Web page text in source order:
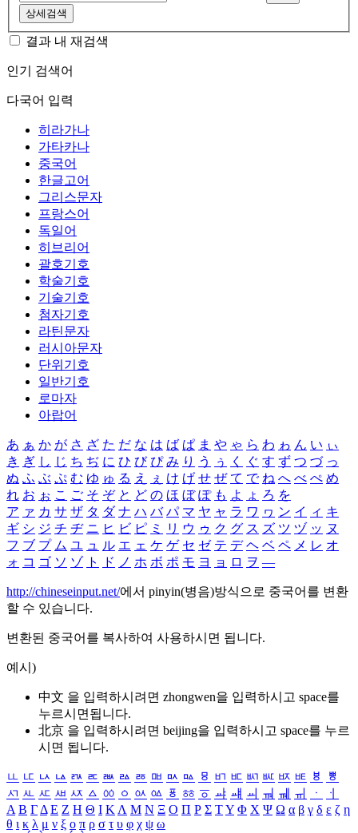
상세검색
결과 내 재검색
인기 검색어
다국어 입력
히라가나
가타카나
중국어
한글고어
그리스문자
프랑스어
독일어
히브리어
괄호기호
학술기호
기술기호
첨자기호
라틴문자
러시아문자
단위기호
일반기호
로마자
아랍어
あ ぁ か が さ ざ た だ な は ば ぱ ま や ゃ ら わ ゎ ん い ぃ
き ぎ し じ ち ぢ に ひ び ぴ み り う ぅ く ぐ す ず つ づ っ
ぬ ふ ぶ ぷ む ゆ ゅ る え ぇ け げ せ ぜ て で ね へ べ ぺ め
れ お ぉ こ ご そ ぞ と ど の ほ ぼ ぽ も よ ょ ろ を
ア ァ カ サ ザ タ ダ ナ ハ バ パ マ ヤ ャ ラ ワ ヮ ン イ ィ キ
ギ シ ジ チ ヂ ニ ヒ ビ ピ ミ リ ウ ゥ ク グ ス ズ ツ ヅ ッ ヌ
フ ブ プ ム ユ ュ ル エ ェ ケ ゲ セ ゼ テ デ ヘ ベ ペ メ レ オ
ォ コ ゴ ソ ゾ ト ド ノ ホ ボ ポ モ ヨ ョ ロ ヲ ―
http://chineseinput.net/에서 pinyin(병음)방식으로 중국어를 변환
할 수 있습니다.
변환된 중국어를 복사하여 사용하시면 됩니다.
예시)
中文 을 입력하시려면 zhongwen을 입력하시고 space를
누르시면됩니다.
北京 을 입력하시려면 beijing을 입력하시고 space를 누르
시면 됩니다.
ㅥ ㅦ ㅧ ㅨ ㅩ ㅪ ㅫ ㅬ ㅭ ㅮ ㅯ ㅰ ㅱ ㅲ ㅳ ㅴ ㅵ ㅶ ㅷ ㅸ
ㅹ
ㅺ ㅻ ㅼ ㅽ ㅾ ㅿ ㆀ ㆁ ㆂ ㆃ ㆄ ㆅ ㆆ ㆇ ㆈ ㆉ ㆊ ㆋ ㆌ ㆍ
ㆎ
Α Β ΓΔ Ε Ζ Η Θ Ι ΚΛ Μ Ν Ξ Ο Π Ρ Σ ΤΥ Φ Χ Ψ Ω α β γ δ ε ζ η
θ ι κ λ μ ν ξ ο π ρ σ τ υ φ χ ψ ω